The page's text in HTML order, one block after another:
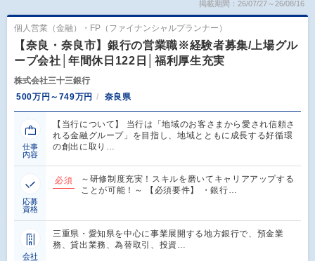
掲載期間：26/07/27～26/08/16
個人営業（金融）・FP（ファイナンシャルプランナー）
【奈良・奈良市】銀行の営業職※経験者募集/上場グル
ープ会社│年間休日122日│福利厚生充実
株式会社三十三銀行
500万円～749万円
奈良県
仕事
内容
【当行について】 当行は「地域のお客さまから愛され信頼さ
れる金融グループ」を目指し、地域とともに成長する好循環
の創出に取り…
応募
資格
必須
～研修制度充実！スキルを磨いてキャリアアップする
ことが可能！～ 【必須要件】 ・銀行…
会社
三重県・愛知県を中心に事業展開する地方銀行で、預金業
務、貸出業務、為替取引、投資…